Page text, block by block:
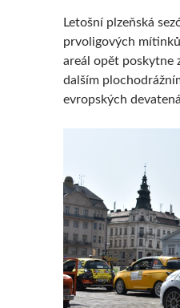
Letošní plzeňská
prvoligových
areál opět poskytne
dalším
evropských